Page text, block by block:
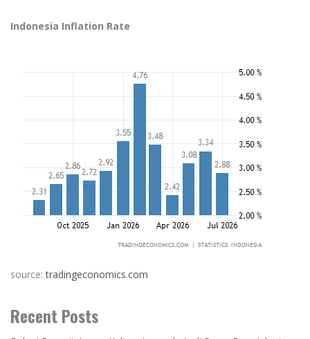
Indonesia Inflation Rate
source:tradingeconomics.com
Recent Posts